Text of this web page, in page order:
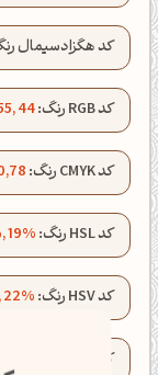
کد هگزادسیمال
کد RGB رنگ: 44)
کد CMYK رنگ:
کد HSL رنگ: 19%)
کد HSV رنگ:
کد LAB رنگ: